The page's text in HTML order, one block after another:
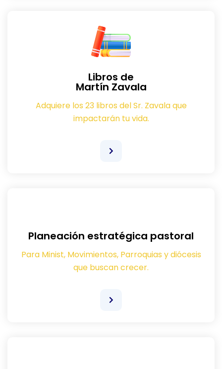
Libros de
Martín Zavala
Adquiere los 23 libros del Sr. Zavala que
impactarán tu vida.
Planeación estratégica pastoral
Para Minist, Movimientos, Parroquias y diócesis
que buscan crecer.